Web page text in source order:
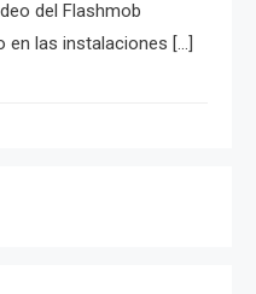
del Flashmob
en las instalaciones […]